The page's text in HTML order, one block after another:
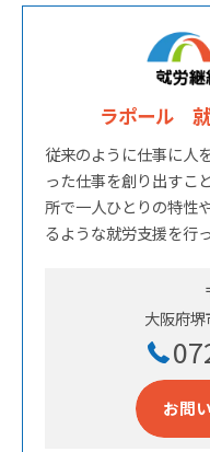
ラポール
従来のように仕事に人
った仕事を創り出すこ
所で一人ひとりの特性
るような就労支援を行
大阪府
お問